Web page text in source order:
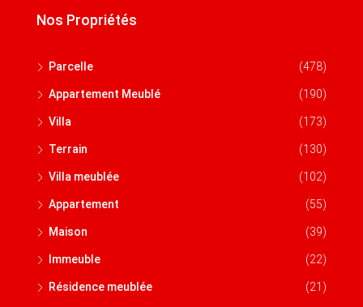
Nos Propriétés
Parcelle (478)
Appartement Meublé (190)
Villa (173)
Terrain (130)
Villa meublée (102)
Appartement (55)
Maison (39)
Immeuble (22)
Résidence meublée (21)